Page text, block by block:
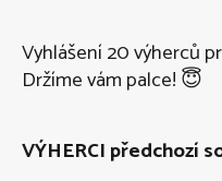
Vyhlášení 20 výherců
Držíme vám palce! 😇
VÝHERCI předchozí